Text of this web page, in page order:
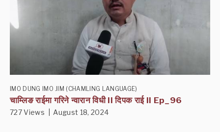
IMO DUNG IMO JIM (CHAMLING LANGUAGE)
चाम्लिङ राईमा गरिने न्वारान विधी II दिपक राई II Ep_96
727 Views | August 18, 2024